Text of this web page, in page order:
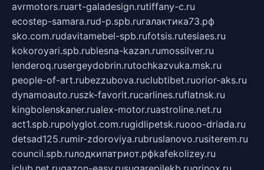
avrmotors.ruart-galadesign.rutiffany-c.ru
ecostep-samara.rud-p.spb.ruгалактика73.рф
sko.com.rudavitamebel-spb.rufotsis.rutesiaes.ru
kokoroyari.spb.rublesna-kazan.rumossilver.ru
lenderoq.rusergeydobrin.rutochkazvuka.msk.ru
people-of-art.rubezzubova.ruclubtibet.ruorior-aks.ru
dynamoauto.ruszk-favorit.rucarlines.ruflatnsk.ru
kingbolenskaner.rualex-motor.ruastroline.net.ru
act1.spb.rupolyglot.com.rugidlipetsk.ruooo-driada.ru
detsad125.rumir-zdoroviya.rubruslanovo.rusiterem.ru
council.spb.ruлодкипатриот.рфkafekolizey.ru